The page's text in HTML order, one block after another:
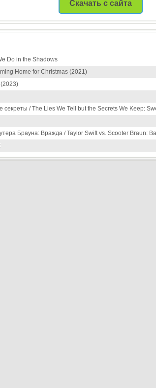
Скачать с сайта
Do in the Shadows
Home for Christmas (2021)
/ The Lies We Tell but the Secrets We Keep:
Брауна: Вражда / Taylor Swift vs. Scooter Braun: